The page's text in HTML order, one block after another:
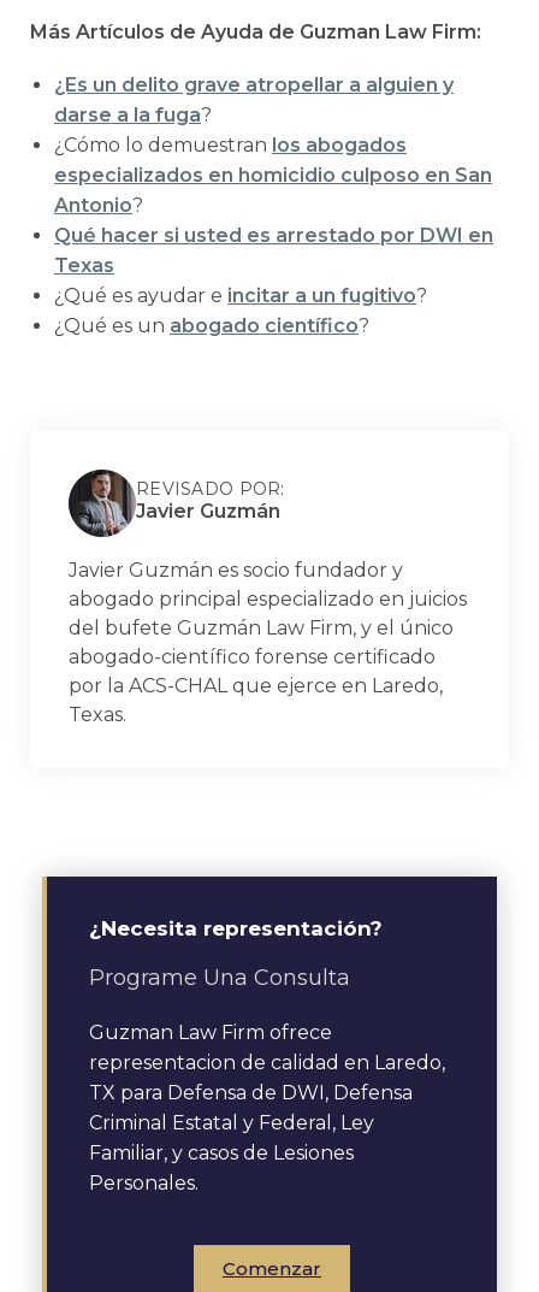
Más Artículos de Ayuda de Guzman Law Firm:
¿Es un delito grave atropellar a alguien y
darse a la fuga?
¿Cómo lo demuestran los abogados
especializados en homicidio culposo en San
Antonio?
Qué hacer si usted es arrestado por DWI en
Texas
¿Qué es ayudar e incitar a un fugitivo?
¿Qué es un abogado científico?
REVISADO POR:
Javier Guzmán
Javier Guzmán es socio fundador y
abogado principal especializado en juicios
del bufete Guzmán Law Firm, y el único
abogado-científico forense certificado
por la ACS-CHAL que ejerce en Laredo,
Texas.
¿Necesita representación?
Programe Una Consulta
Guzman Law Firm ofrece
representacion de calidad en Laredo,
TX para Defensa de DWI, Defensa
Criminal Estatal y Federal, Ley
Familiar, y casos de Lesiones
Personales.
Comenzar